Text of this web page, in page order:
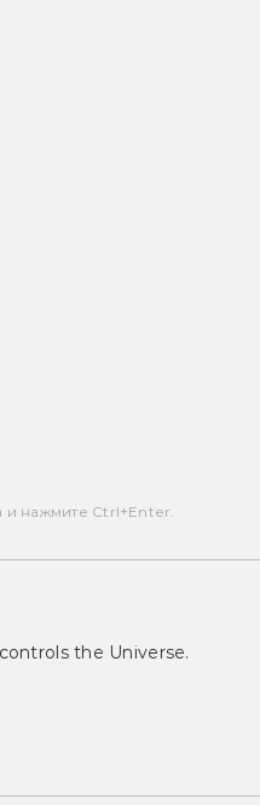
и нажмите Ctrl+Enter.
the Universe.